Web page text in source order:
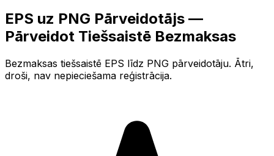
EPS uz PNG Pārveidotājs —
Pārveidot Tiešsaistē Bezmaksas
Bezmaksas tiešsaistē EPS līdz PNG pārveidotāju. Ātri,
droši, nav nepieciešama reģistrācija.